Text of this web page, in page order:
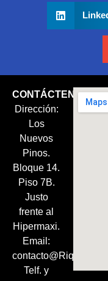
CONTÁCTENOS
Dirección:
Los
Nuevos
Pinos.
Bloque 14.
Piso 7B.
Justo
frente al
Hipermaxi.
Email:
Telf. y